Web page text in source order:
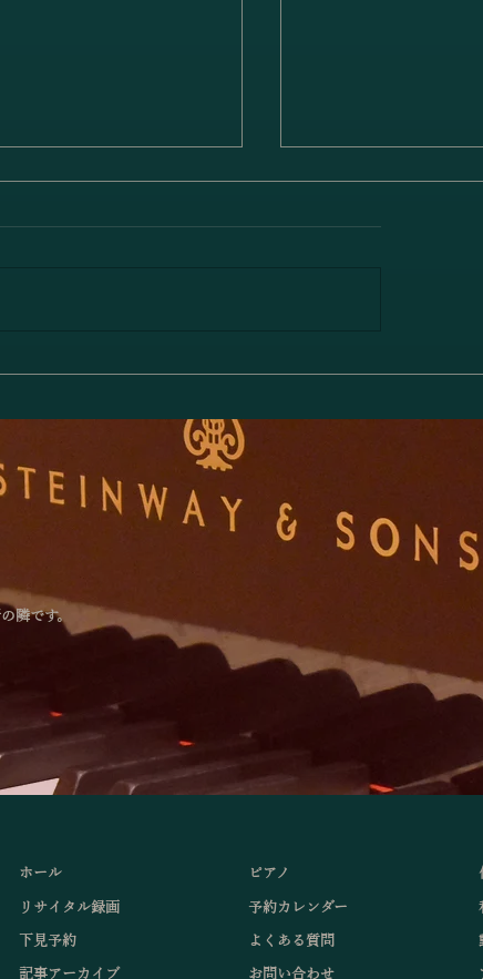
乃＆野川かおる 2台ピ
と共鳴―」のお知らせ
高橋聖子&川岸瞳
隣です。
ホール ピアノ
リサイタル録画 予約カレンダー
下見予約 よくある質問
記事アーカイブ お問い合わせ